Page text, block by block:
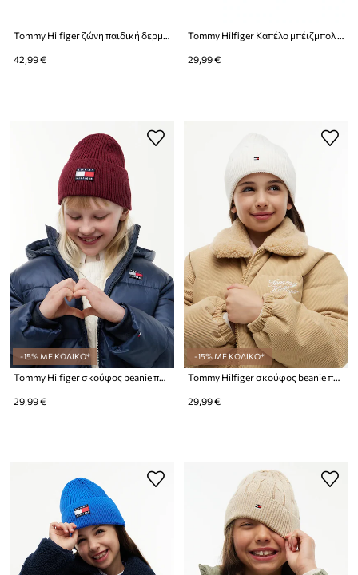
Tommy Hilfiger ζώνη παιδική δερμάτινη
42,99 €
Tommy Hilfiger Καπέλο μπέιζμπολ παιδικό βαμβακερό
29,99 €
-15% ΜΕ ΚΩΔΙΚΟ*
29,99 €
-15% ΜΕ ΚΩΔΙΚΟ*
29,99 €